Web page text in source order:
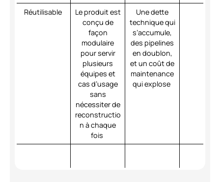
Réutilisable
Le produit est
conçu de
façon
modulaire
pour servir
plusieurs
équipes et
cas d’usage
sans
nécessiter de
reconstructio
n à chaque
fois
Une dette
technique qui
s’accumule,
des pipelines
en doublon,
et un coût de
maintenance
qui explose